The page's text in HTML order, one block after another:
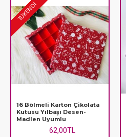
TÜKENDİ
16 Bölmeli Karton Çikolata
Kutusu Yılbaşı Desen-
Madlen Uyumlu
62,00TL